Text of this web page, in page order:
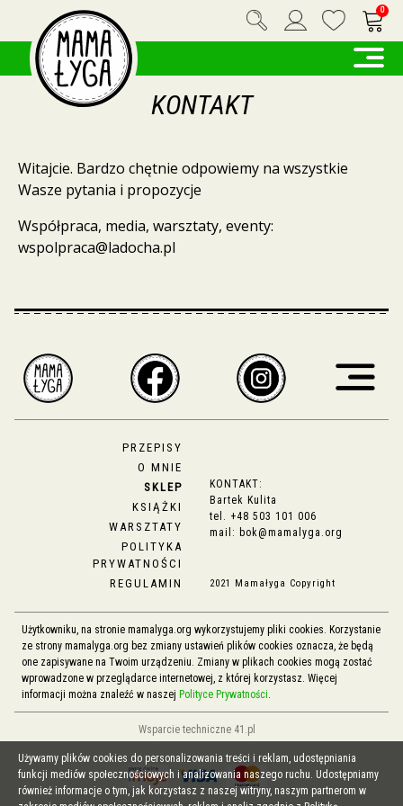
0
KONTAKT
Witajcie. Bardzo chętnie odpowiemy na wszystkie
Wasze pytania i propozycje
Współpraca, media, warsztaty, eventy:
wspolpraca@ladocha.pl
PRZEPISY
O MNIE
SKLEP
KSIĄŻKI
WARSZTATY
POLITYKA
PRYWATNOŚCI
REGULAMIN
KONTAKT:
Bartek Kulita
tel. +48 503 101 006
mail: bok@mamalyga.org
2021 Mamałyga Copyright
Użytkowniku, na stronie mamalyga.org wykorzystujemy pliki cookies. Korzystanie
ze strony mamalyga.org bez zmiany ustawień plików cookies oznacza, że będą
one zapisywane na Twoim urządzeniu. Zmiany w plikach cookies mogą zostać
wprowadzone w przeglądarce internetowej, z której korzystasz. Więcej
informacji można znaleźć w naszej Polityce Prywatności.
Wsparcie techniczne 41.pl
Używamy plików cookies do personalizowania treści i reklam, udostępniania
funkcji mediów społecznościowych i analizowania naszego ruchu. Udostępniamy
również informacje o tym, jak korzystasz z naszej witryny, naszym partnerom w